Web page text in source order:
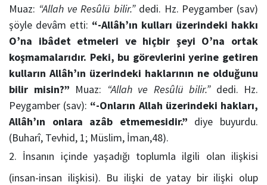
Muaz: “Allah ve Resûlü bilir.”dedi. Hz. Peygamber (sav)
şöyle devâm etti: “-Allâh’ın kulları üzerindeki hakkı
O’na ibâdet etmeleri ve hiçbir şeyi O’na ortak
koşmamalarıdır. Peki, bu görevlerini yerine getiren
kulların Allâh’ın üzerindeki haklarının ne olduğunu
bilir misin?” Muaz: “Allah ve Resûlü bilir.”dedi. Hz.
Peygamber (sav): “-Onların Allah üzerindeki hakları,
Allâh’ın onlara azâb etmemesidir.” diye buyurdu.
(Buharî, Tevhid, 1; Müslim, İman,48).
İnsanın içinde yaşadığı toplumla ilgili olan ilişkisi
(insan-insan ilişkisi). Bu ilişki de yatay bir ilişki olup